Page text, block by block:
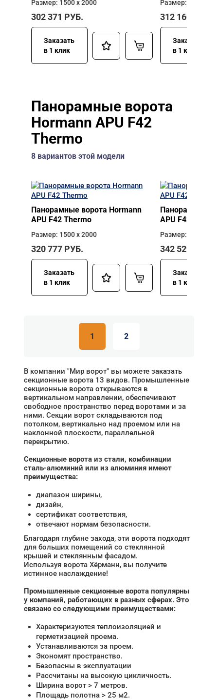
Размер: 1500 х 2000
302 371 РУБ.
Заказать
в 1 клик
Размер: 2500 х
312 160
Заказать
в 1 клик
Панорамные ворота
Hormann APU F42
Thermo
8 вариантов этой модели
Панорамные ворота Hormann
APU F42 Thermo
Размер: 1500 х 2000
320 777 РУБ.
Заказать
в 1 клик
Панорамные
APU F42
Размер: 2500 х
342 529
Заказать
в 1 клик
1 2
В компании "Мир ворот" вы можете заказать
секционные ворота 13 видов. Промышленные
секционные ворота открываются в
вертикальном направлении, обеспечивают
свободное пространство перед воротами и за
ними. Секции ворот складываются под
потолком, вертикально над проемом или на
наклонной плоскости, параллельной
перекрытию.
Секционные ворота из стали, комбинации
сталь-алюминий или из алюминия имеют
преимущества:
диапазон ширины,
дизайн,
сертификат соответствия,
отвечают нормам безопасности.
Благодаря глубине захода, эти ворота подходят
для больших помещений со стеклянной
крышей и стеклянным фасадом.
Используя ворота Хёрманн, вы получите
истинное наслаждение!
Промышленные секционные ворота популярны
у компаний, работающих в разных сферах. Это
связано со следующими преимуществами:
Характеризуются теплоизоляцией и
герметизацией проема.
Устанавливаются за проем.
Экономят пространство.
Безопасны в эксплуатации
Рассчитаны на высокую цикличность.
Ширина ворот > 7 метров.
Площадь полотна > 25 м2.